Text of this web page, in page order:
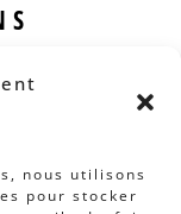
nous utilisons
pour stocker